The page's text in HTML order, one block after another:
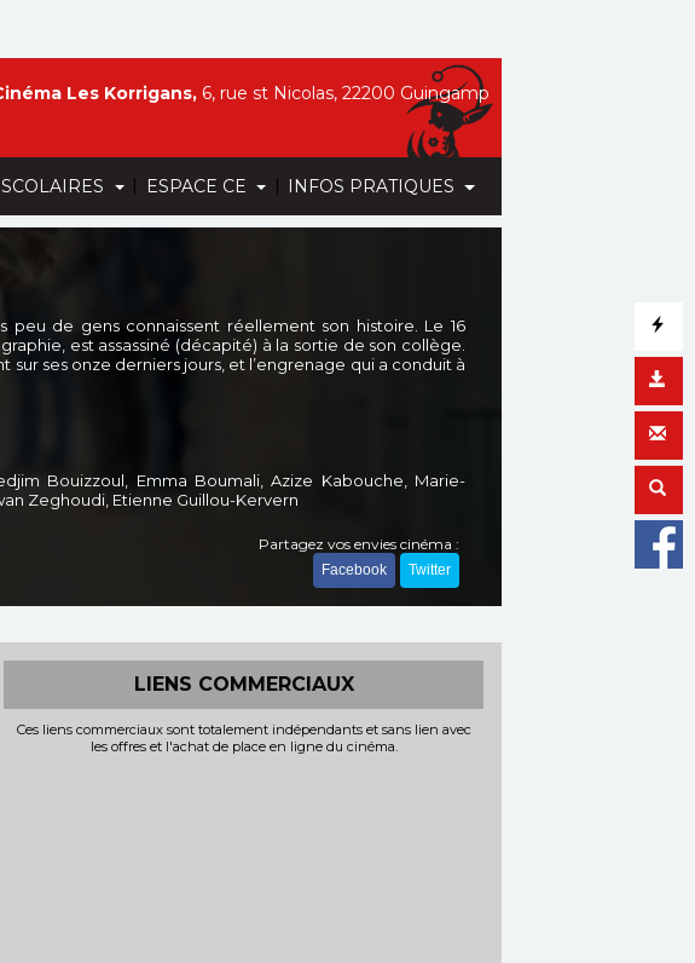
SCOLAIRES | ESPACE CE | INFOS PRATIQUES
Les Korrigans, 6, rue st Nicolas, 22200 Guingamp
de gens connaissent réellement son histoire. Le 16
est assassiné (décapité) à la sortie de son collège.
ses onze derniers jours, et l’engrenage qui a conduit à
Bouizzoul, Emma Boumali, Azize Kabouche, Marie-
Zeghoudi, Etienne Guillou-Kervern
Partagez vos envies cinéma :
Facebook Twitter
LIENS COMMERCIAUX
Ces liens commerciaux sont totalement indépendants et sans lien avec
les offres et l'achat de place en ligne du cinéma.